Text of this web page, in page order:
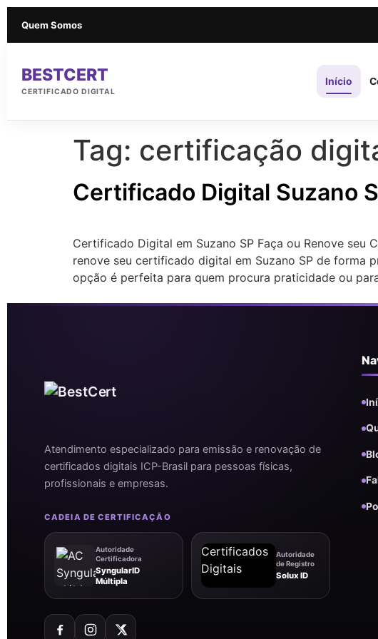
Quem Somos
BESTCERT
CERTIFICADO DIGITAL
Início
Tag: certificação
Certificado Digital Suzano
Certificado Digital em Suzano SP Faça ou Renove seu
renove seu certificado digital em Suzano SP de forma
opção é perfeita para quem procura praticidade ou
Atendimento especializado para emissão e renovação de
certificados digitais ICP-Brasil para pessoas físicas,
profissionais e empresas.
CADEIA DE CERTIFICAÇÃO
Autoridade
Certificadora
SyngularID
Múltipla
Autoridade
de Registro
Solux ID